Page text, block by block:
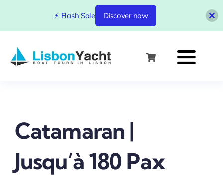
content
Catamaran |
Jusqu’à 180 Pax
⚡ Flash Sale Discover now